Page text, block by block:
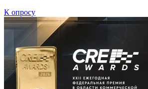
К опросу